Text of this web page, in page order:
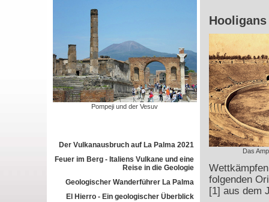
Pompeji und der Vesuv
Der Vulkanausbruch auf La Palma 2021
Feuer im Berg - Italiens Vulkane und eine
Reise in die Geologie
Geologischer Wanderführer La Palma
El Hierro - Ein geologischer Überblick
Das
folgenden
[1] aus dem